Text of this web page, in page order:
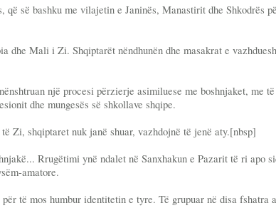
së bashku me vilajetin e Janinës, Manastirit dhe Shkodrës
dhe Mali i Zi. Shqiptarët nëndhunën dhe masakrat e
një procesi përzierje asimiluese me boshnjaket, me
dhe mungesës së shkollave shqipe.
Zi, shqiptaret nuk janë shuar, vazhdojnë të jenë aty.[nbsp]
Rrugëtimi ynë ndalet në Sanxhakun e Pazarit të ri
amatore.
të mos humbur identitetin e tyre. Të grupuar në disa